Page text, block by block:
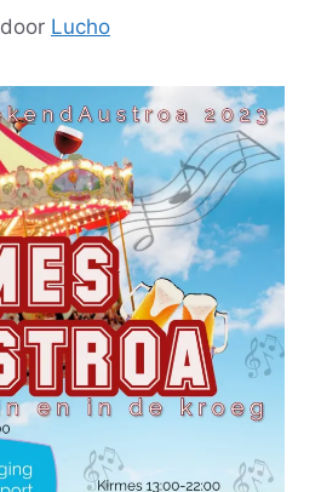
door Lucho